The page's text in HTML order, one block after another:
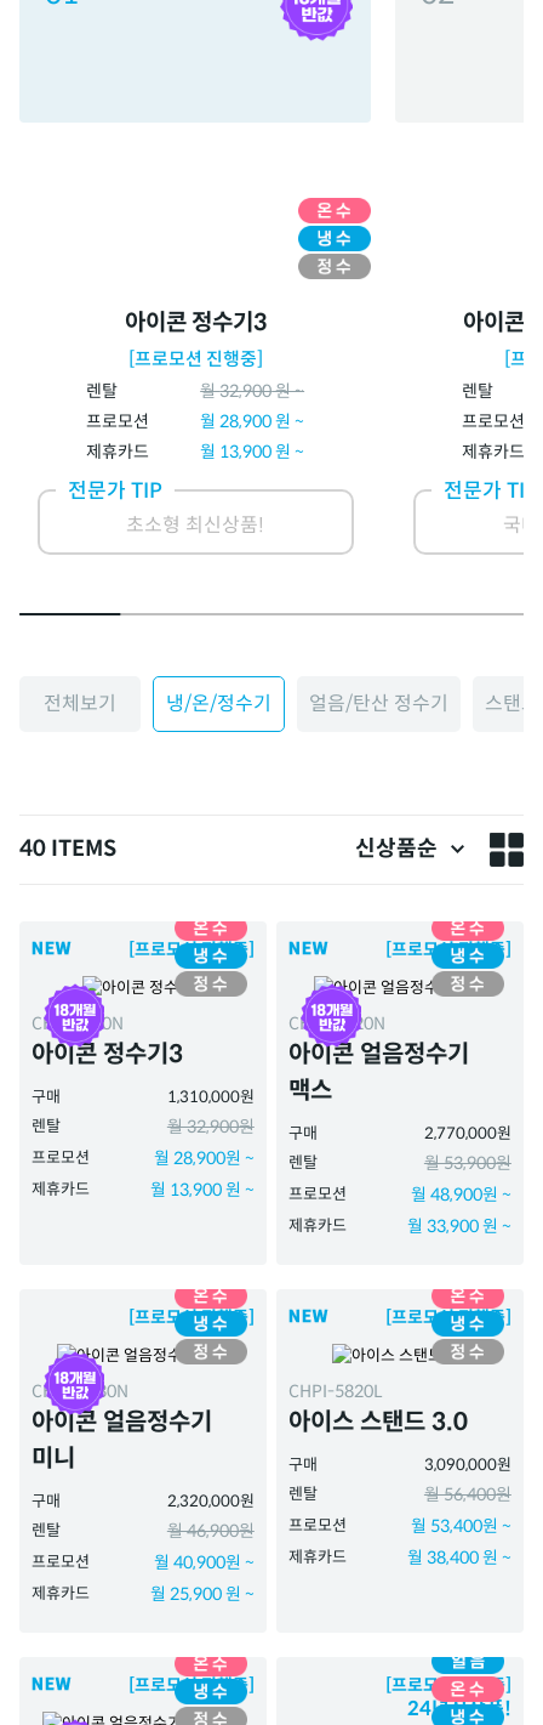
아이콘 정수기3
[프로모션 진행중]
렌탈 월32,900원 ~
프로모션
월28,900원 ~
제휴카드
월 13,900원 ~
전문가 TIP
초소형 최신상품!
아이콘
[프
렌탈
프로모션
제휴카드
전문가 TIP
국
전체보기 냉/온/정수기 얼음/탄산 정수기 스탠
40 ITEMS 신상품순
[프로모션 진행중]
CHP-7220N
아이콘 정수기3
구매
1,310,000원
렌탈
월 32,900원
프로모션 월 28,900원 ~
제휴카드 월 13,900 원 ~
[프로모션 진행중]
CHPI-7420N
아이콘 얼음정수기
맥스
구매
2,770,000원
렌탈
월 53,900원
프로모션 월 48,900원 ~
제휴카드 월 33,900 원 ~
[프로모션 진행중]
CHPI-7430N
아이콘 얼음정수기
미니
구매
2,320,000원
렌탈
월 46,900원
프로모션 월 40,900원 ~
제휴카드 월 25,900 원 ~
[프로모션 진행중]
CHPI-5820L
아이스 스탠드 3.0
구매
3,090,000원
렌탈
월 56,400원
프로모션 월 53,400원 ~
제휴카드 월 38,400 원 ~
[프로모션 진행중] [프로모션 진행중]
24년신상품!